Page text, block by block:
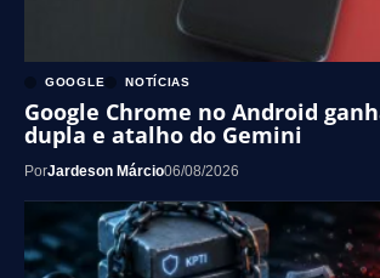
GOOGLE NOTÍCIAS
Google Chrome no Android
dupla e atalho do Gemini
PorJardeson Márcio06/08/2026